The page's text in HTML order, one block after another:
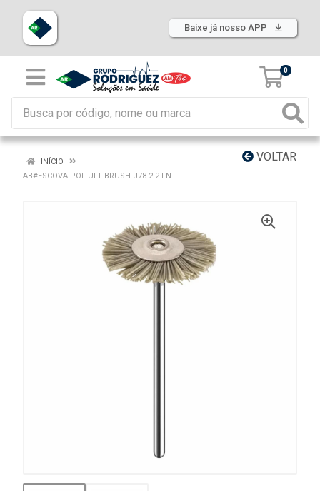
Baixe já nosso APP
0
VOLTAR
INÍCIO
AB#ESCOVA POL ULT BRUSH J78 2 2 FN